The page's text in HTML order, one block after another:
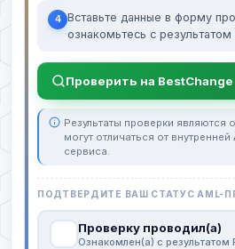
4 Вставьте данные в форму
ознакомьтесь с результатом
Проверить на BestChange
Результаты проверки являются
могут отличаться от
сервиса.
ПОДТВЕРДИТЕ ВАШ СТАТУС AML-
Проверку проводил(а)
Ознакомлен(а) с результатом